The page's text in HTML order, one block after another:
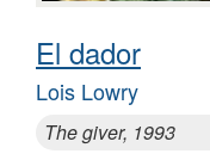
El dador
Lois Lowry
The giver, 1993